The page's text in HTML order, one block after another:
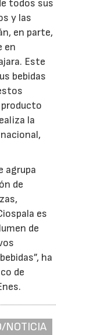
todos sus
y las
en parte,
en
Este
bebidas
la
agrupa
de
es
de
ha
de
NOTICIA